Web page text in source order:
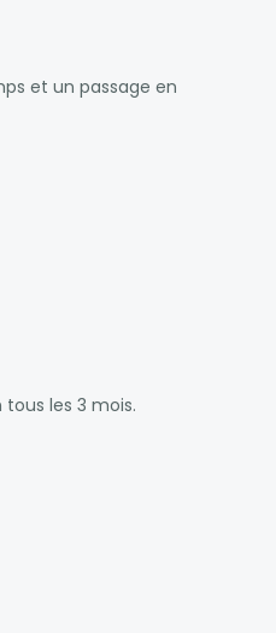
et un passage en
les 3 mois.